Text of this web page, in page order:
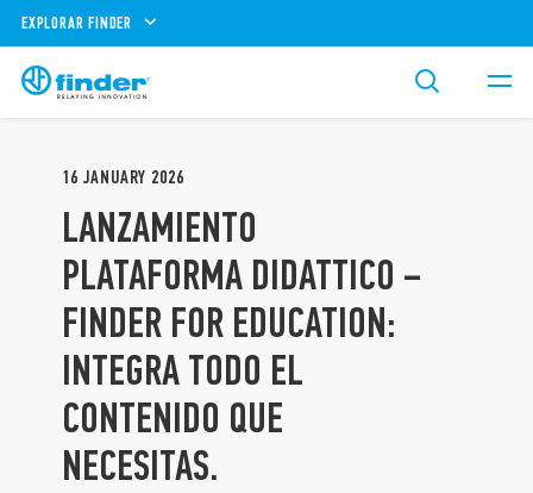
EXPLORAR FINDER
16 JANUARY 2026
LANZAMIENTO
PLATAFORMA DIDATTICO –
FINDER FOR EDUCATION:
INTEGRA TODO EL
CONTENIDO QUE
NECESITAS.